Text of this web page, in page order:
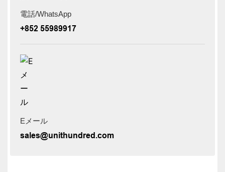
電話/WhatsApp
+852 55989917
Eメール
sales@unithundred.com